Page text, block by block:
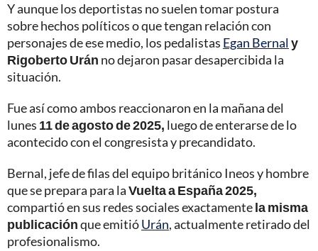
Y aunque los deportistas no suelen tomar postura
sobre hechos políticos o que tengan relación con
personajes de ese medio, los pedalistas Egan Bernaly
Rigoberto Urán no dejaron pasar desapercibida la
situación.
Fue así como ambos reaccionaron en la mañana del
lunes 11 de agosto de 2025, luego de enterarse de lo
acontecido con el congresista y precandidato.
Bernal, jefe de filas del equipo británico Ineos y hombre
que se prepara para laVuelta a España 2025,
compartió en sus redes sociales exactamentela misma
publicaciónque emitióUrán, actualmente retirado del
profesionalismo.